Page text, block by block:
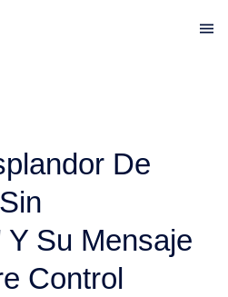
De
Su Mensaje
Control